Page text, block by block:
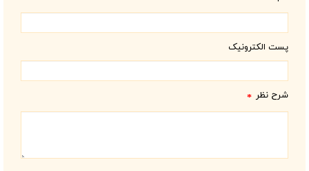
پست الکترونیک
شرح نظر *